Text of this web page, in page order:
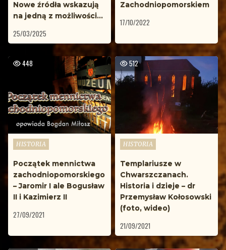
Nowe źródła wskazują
na jedną z możliwości…
25/03/2025
Zachodniopomorskiem
17/10/2022
448
Opublikowane
HISTORIA
Początek mennictwa
zachodniopomorskiego
– Jaromir I ale Bogusław
II i Kazimierz II
27/09/2021
512
Opublikowane
HISTORIA
Templariusze w
Chwarszczanach.
Historia i dzieje – dr
Przemysław Kołosowski
(foto, wideo)
21/09/2021